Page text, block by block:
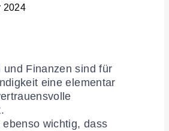
2024
und Finanzen sind für
eine elementar
wichtig, dass